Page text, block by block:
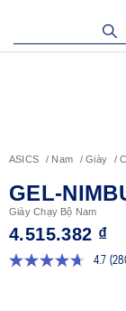
ASICS Nam Giày
GEL-
Giày Chạy Bộ Nam
4.515.382 ₫
4.7